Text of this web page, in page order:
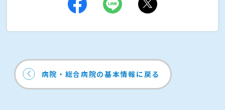
病院・総合病院の基本情報に戻る